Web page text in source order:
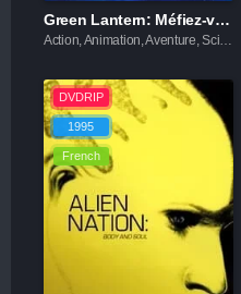
Green Lantern: Méfiez-vous de mon pouvoir
Action, Animation, Aventure, Science fiction
DVDRIP
1995
French